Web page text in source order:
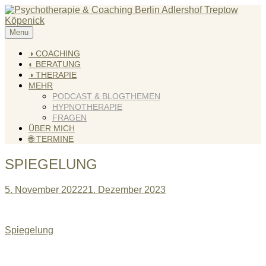
Skip
to
content
KREATIV & GELÖST
Andreas Scholz (HPP) Kreativ Coach & Heilpraktiker für
Psychotherapie
Menu
◑ COACHING
◐ BERATUNG
◑ THERAPIE
MEHR
PODCAST & BLOGTHEMEN
HYPNOTHERAPIE
FRAGEN
ÜBER MICH
🌐 TERMINE
SPIEGELUNG
5. November 202221. Dezember 2023
Beitragsnavigation
Spiegelung